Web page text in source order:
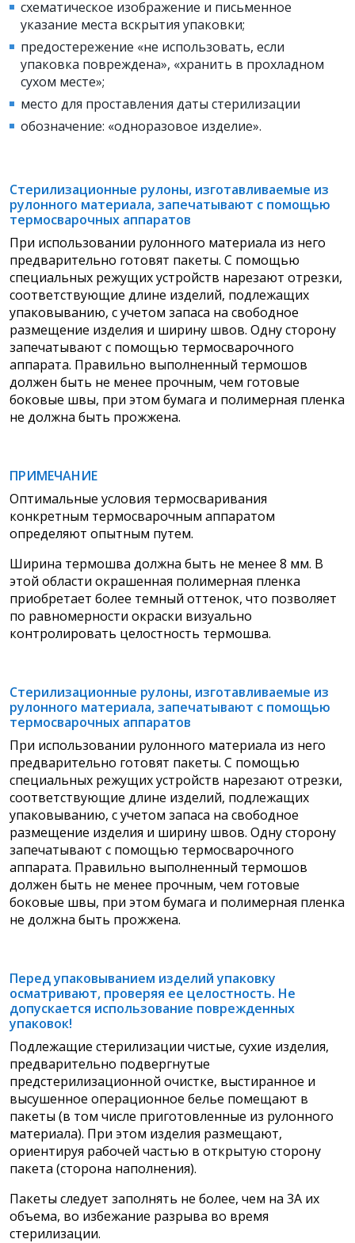
схематическое изображение и письменное
указание места вскрытия упаковки;
предостережение «не использовать, если
упаковка повреждена», «хранить в прохладном
сухом месте»;
место для проставления даты стерилизации
обозначение: «одноразовое изделие».
Стерилизационные рулоны, изготавливаемые из
рулонного материала, запечатывают с помощью
термосварочных аппаратов
При использовании рулонного материала из него
предварительно готовят пакеты. С помощью
специальных режущих устройств нарезают отрезки,
соответствующие длине изделий, подлежащих
упаковыванию, с учетом запаса на свободное
размещение изделия и ширину швов. Одну сторону
запечатывают с помощью термосварочного
аппарата. Правильно выполненный термошов
должен быть не менее прочным, чем готовые
боковые швы, при этом бумага и полимерная пленка
не должна быть прожжена.
ПРИМЕЧАНИЕ
Оптимальные условия термосваривания
конкретным термосварочным аппаратом
определяют опытным путем.
Ширина термошва должна быть не менее 8 мм. В
этой области окрашенная полимерная пленка
приобретает более темный оттенок, что позволяет
по равномерности окраски визуально
контролировать целостность термошва.
Стерилизационные рулоны, изготавливаемые из
рулонного материала, запечатывают с помощью
термосварочных аппаратов
При использовании рулонного материала из него
предварительно готовят пакеты. С помощью
специальных режущих устройств нарезают отрезки,
соответствующие длине изделий, подлежащих
упаковыванию, с учетом запаса на свободное
размещение изделия и ширину швов. Одну сторону
запечатывают с помощью термосварочного
аппарата. Правильно выполненный термошов
должен быть не менее прочным, чем готовые
боковые швы, при этом бумага и полимерная пленка
не должна быть прожжена.
Перед упаковыванием изделий упаковку
осматривают, проверяя ее целостность. Не
допускается использование поврежденных
упаковок!
Подлежащие стерилизации чистые, сухие изделия,
предварительно подвергнутые
предстерилизационной очистке, выстиранное и
высушенное операционное белье помещают в
пакеты (в том числе приготовленные из рулонного
материала). При этом изделия размещают,
ориентируя рабочей частью в открытую сторону
пакета (сторона наполнения).
Пакеты следует заполнять не более, чем на 3А их
объема, во избежание разрыва во время
стерилизации.